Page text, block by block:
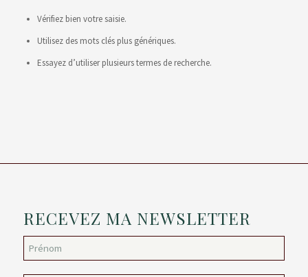
Vérifiez bien votre saisie.
Utilisez des mots clés plus génériques.
Essayez d’utiliser plusieurs termes de recherche.
RECEVEZ MA NEWSLETTER